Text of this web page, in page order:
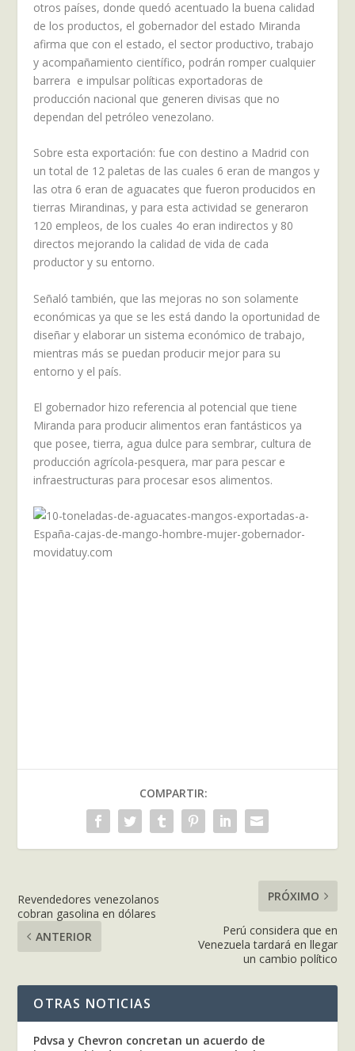
otros países, donde quedó acentuado la buena calidad
de los productos, el gobernador del estado Miranda
afirma que con el estado, el sector productivo, trabajo
y acompañamiento científico, podrán romper cualquier
barrera e impulsar políticas exportadoras de
producción nacional que generen divisas que no
dependan del petróleo venezolano.
Sobre esta exportación: fue con destino a Madrid con
un total de 12 paletas de las cuales 6 eran de mangos y
las otra 6 eran de aguacates que fueron producidos en
tierras Mirandinas, y para esta actividad se generaron
120 empleos, de los cuales 4o eran indirectos y 80
directos mejorando la calidad de vida de cada
productor y su entorno.
Señaló también, que las mejoras no son solamente
económicas ya que se les está dando la oportunidad de
diseñar y elaborar un sistema económico de trabajo,
mientras más se puedan producir mejor para su
entorno y el país.
El gobernador hizo referencia al potencial que tiene
Miranda para producir alimentos eran fantásticos ya
que posee, tierra, agua dulce para sembrar, cultura de
producción agrícola-pesquera, mar para pescar e
infraestructuras para procesar esos alimentos.
COMPARTIR:
Revendedores venezolanos
cobran gasolina en dólares
ANTERIOR
PRÓXIMO
Perú considera que en
Venezuela tardará en llegar
un cambio político
OTRAS NOTICIAS
Pdvsa y Chevron concretan un acuerdo de